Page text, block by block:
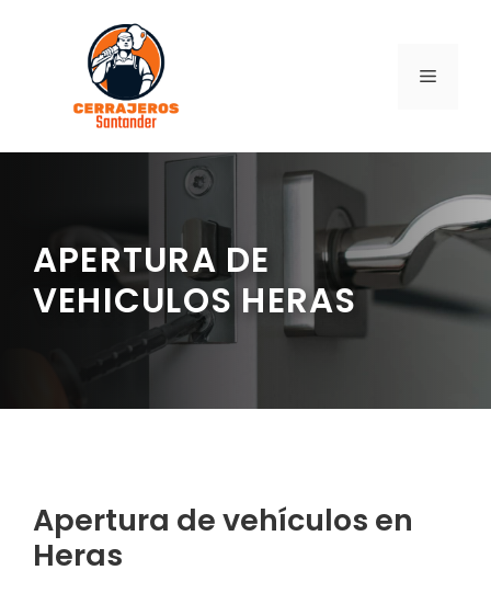
contenido
MENÚ
APERTURA DE
VEHICULOS HERAS
Apertura de vehículos en
Heras